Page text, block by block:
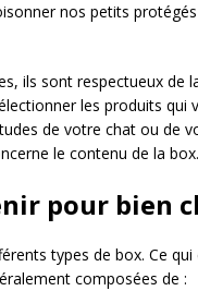
nos petits protégés
ils sont respectueux de
les produits
de votre chat ou de
le contenu de la box.
pour bien
types de box. Ce
composées de :